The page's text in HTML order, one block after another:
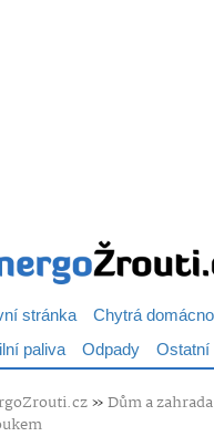
stránka Chytrá
paliva Odpady Ostatní
»Dům a zahrada